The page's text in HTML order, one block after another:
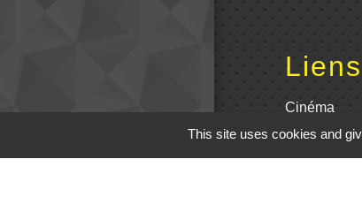
Liens
Cinéma
Office de
This site uses cookies and